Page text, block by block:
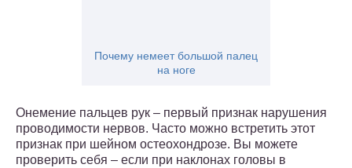
Почему немеет большой палец
на ноге
Онемение пальцев рук – первый признак нарушения
проводимости нервов. Часто можно встретить этот
признак при шейном остеохондрозе. Вы можете
проверить себя – если при наклонах головы в